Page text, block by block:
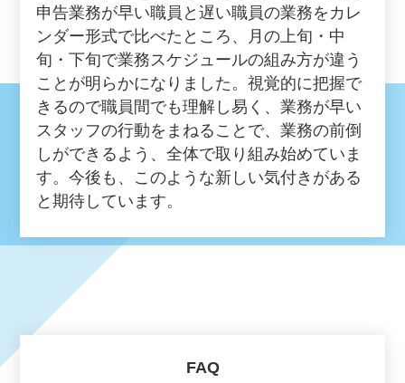
申告業務が早い職員と遅い職員の業務をカレ
ンダー形式で比べたところ、月の上旬・中
旬・下旬で業務スケジュールの組み方が違う
ことが明らかになりました。視覚的に把握で
きるので職員間でも理解し易く、業務が早い
スタッフの行動をまねることで、業務の前倒
しができるよう、全体で取り組み始めていま
す。今後も、このような新しい気付きがある
と期待しています。
FAQ